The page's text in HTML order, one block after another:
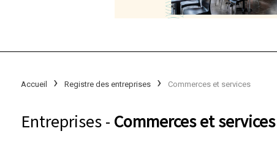
Accueil Registre des entreprises Commerces et services
Entreprises - Commerces et